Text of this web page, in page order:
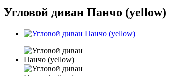
Угловой диван Панчо (yellow)